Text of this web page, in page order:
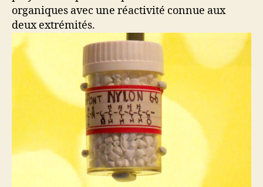
organiques avec une réactivité connue aux
deux extrémités.